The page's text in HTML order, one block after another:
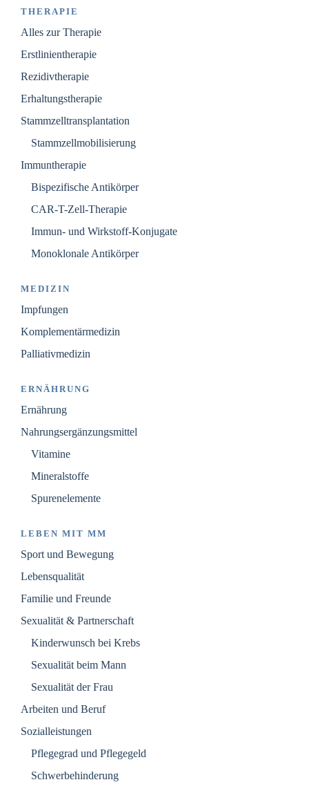
THERAPIE
Alles zur Therapie
Erstlinientherapie
Rezidivtherapie
Erhaltungstherapie
Stammzelltransplantation
Stammzellmobilisierung
Immuntherapie
Bispezifische Antikörper
CAR-T-Zell-Therapie
Immun- und Wirkstoff-Konjugate
Monoklonale Antikörper
MEDIZIN
Impfungen
Komplementärmedizin
Palliativmedizin
ERNÄHRUNG
Ernährung
Nahrungsergänzungsmittel
Vitamine
Mineralstoffe
Spurenelemente
LEBEN MIT MM
Sport und Bewegung
Lebensqualität
Familie und Freunde
Sexualität & Partnerschaft
Kinderwunsch bei Krebs
Sexualität beim Mann
Sexualität der Frau
Arbeiten und Beruf
Sozialleistungen
Pflegegrad und Pflegegeld
Schwerbehinderung